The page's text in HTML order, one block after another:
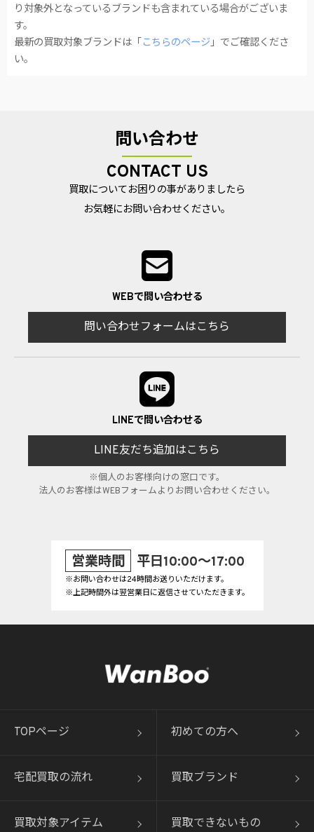
り対象外となっているブランドも含まれている場合がございま
す。
最新の買取対象ブランドは「 こちらのページ」でご確認くださ
い。
問い合わせ
CONTACT US
買取についてお困りの事がありましたら
お気軽にお問い合わせください。
WEBで問い合わせる
問い合わせフォームはこちら
LINEで問い合わせる
LINE友だち追加はこちら
※個人のお客様向けの窓口です。
法人のお客様はWEBフォームよりお問い合わせください。
営業時間 平日10:00～17:00
※お問い合わせは24時間お送りいただけます。
※上記時間外は翌営業日に返信させていただきます。
TOPページ 初めての方へ
宅配買取の流れ 買取ブランド
買取対象アイテム 買取できないもの